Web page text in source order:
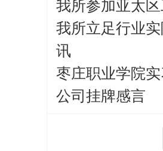
我所参加亚太
我所立足行业
讯
枣庄职业学院
公司挂牌感言